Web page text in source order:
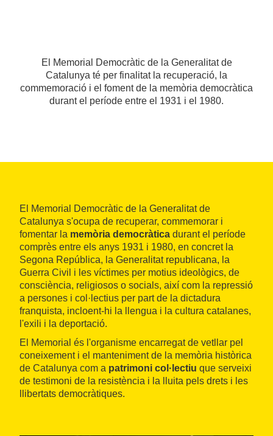
El Memorial Democràtic de la Generalitat de
Catalunya té per finalitat la recuperació, la
commemoració i el foment de la memòria democràtica
durant el període entre el 1931 i el 1980.
El Memorial Democràtic de la Generalitat de
Catalunya s'ocupa de recuperar, commemorar i
fomentar la memòria democràtica durant el període
comprès entre els anys 1931 i 1980, en concret la
Segona República, la Generalitat republicana, la
Guerra Civil i les víctimes per motius ideològics, de
consciència, religiosos o socials, així com la repressió
a persones i col·lectius per part de la dictadura
franquista, incloent-hi la llengua i la cultura catalanes,
l'exili i la deportació.
El Memorial és l'organisme encarregat de vetllar pel
coneixement i el manteniment de la memòria històrica
de Catalunya com a patrimoni col·lectiu que serveixi
de testimoni de la resistència i la lluita pels drets i les
llibertats democràtiques.